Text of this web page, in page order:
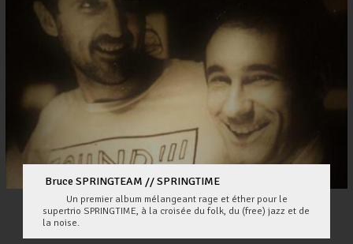
Bruce SPRINGTEAM // SPRINGTIME
Un premier album mélangeant rage et éther pour le
supertrio SPRINGTIME, à la croisée du folk, du (free) jazz et de
la noise.